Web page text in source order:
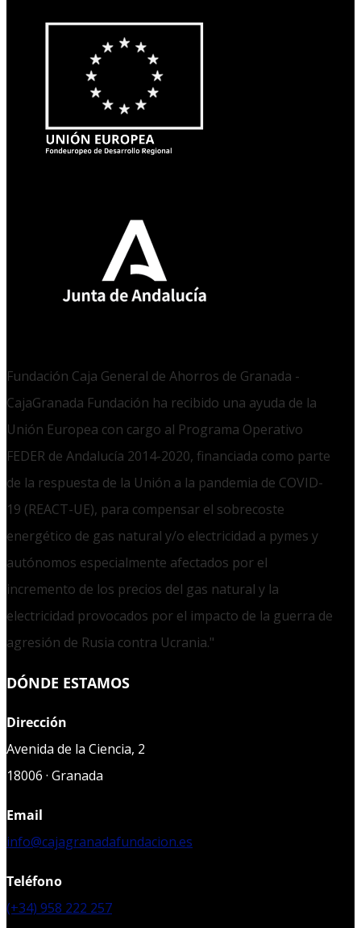
Fundación Caja General de Ahorros de Granada -
CajaGranada Fundación ha recibido una ayuda de la
Unión Europea con cargo al Programa Operativo
FEDER de Andalucía 2014-2020, financiada como parte
de la respuesta de la Unión a la pandemia de COVID-
19 (REACT-UE), para compensar el sobrecoste
energético de gas natural y/o electricidad a pymes y
autónomos especialmente afectados por el
incremento de los precios del gas natural y la
electricidad provocados por el impacto de la guerra de
agresión de Rusia contra Ucrania."
DÓNDE ESTAMOS
Dirección
Avenida de la Ciencia, 2
18006 · Granada
Email
info@cajagranadafundacion.es
Teléfono
(+34) 958 222 257